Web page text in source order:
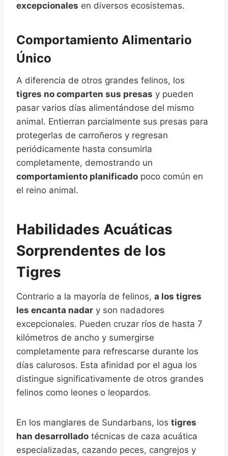
excepcionales en diversos ecosistemas.
Comportamiento Alimentario
Único
A diferencia de otros grandes felinos, los
tigres no comparten sus presas y pueden
pasar varios días alimentándose del mismo
animal. Entierran parcialmente sus presas para
protegerlas de carroñeros y regresan
periódicamente hasta consumirla
completamente, demostrando un
comportamiento planificado poco común en
el reino animal.
Habilidades Acuáticas
Sorprendentes de los
Tigres
Contrario a la mayoría de felinos, a los tigres
les encanta nadar y son nadadores
excepcionales. Pueden cruzar ríos de hasta 7
kilómetros de ancho y sumergirse
completamente para refrescarse durante los
días calurosos. Esta afinidad por el agua los
distingue significativamente de otros grandes
felinos como leones o leopardos.
En los manglares de Sundarbans, los tigres
han desarrollado técnicas de caza acuática
especializadas, cazando peces, cangrejos y